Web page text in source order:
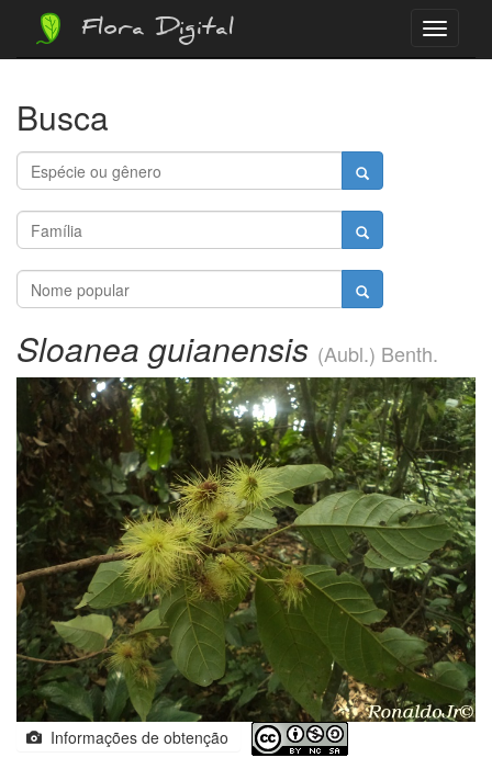
Menu
Flora Digital
Busca
Sloanea guianensis (Aubl.) Benth.
Informações de obtenção